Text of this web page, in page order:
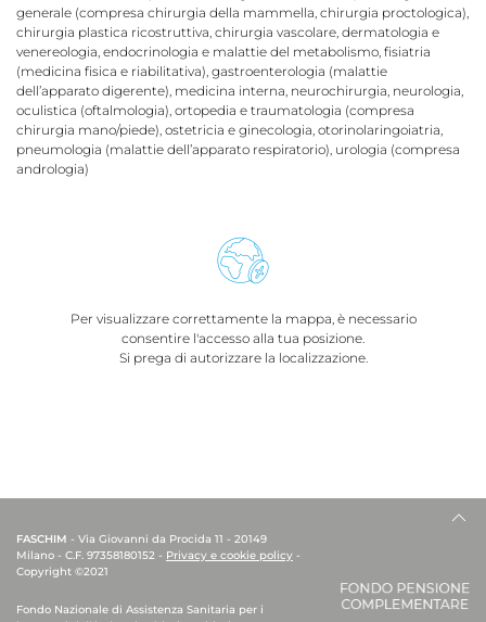
generale (compresa chirurgia della mammella, chirurgia proctologica),
chirurgia plastica ricostruttiva, chirurgia vascolare, dermatologia e
venereologia, endocrinologia e malattie del metabolismo, fisiatria
(medicina fisica e riabilitativa), gastroenterologia (malattie
dell’apparato digerente), medicina interna, neurochirurgia, neurologia,
oculistica (oftalmologia), ortopedia e traumatologia (compresa
chirurgia mano/piede), ostetricia e ginecologia, otorinolaringoiatria,
pneumologia (malattie dell’apparato respiratorio), urologia (compresa
andrologia)
Per visualizzare correttamente la mappa, è necessario
consentire l'accesso alla tua posizione.
Si prega di autorizzare la localizzazione.
FASCHIM - Via Giovanni da Procida 11 - 20149
Milano - C.F. 97358180152 - Privacy e cookie policy -
Copyright ©2021
Fondo Nazionale di Assistenza Sanitaria per i